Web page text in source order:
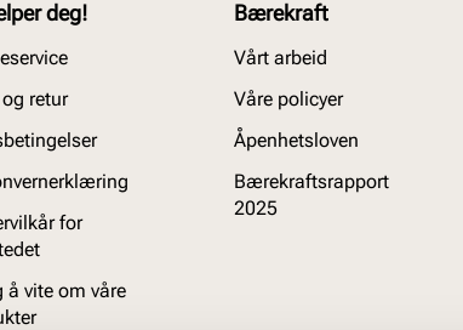
deg!
retur
for
å vite om våre
Bærekraft
Vårt arbeid
Våre policyer
Åpenhetsloven
Bærekraftsrapport
2025